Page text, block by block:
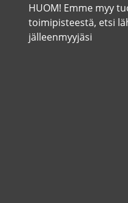
HUOM! Emme myy
toimipisteestä, etsi
jälleenmyyjäsi